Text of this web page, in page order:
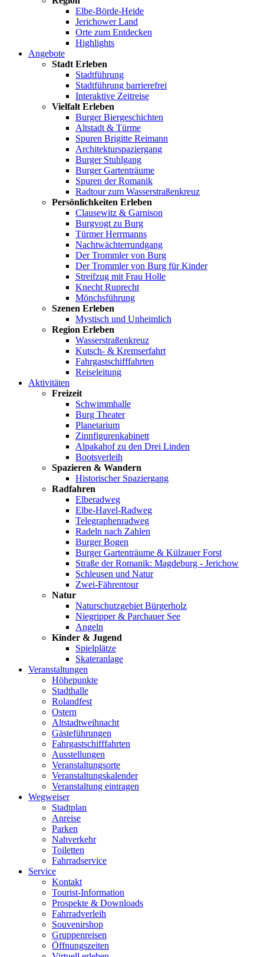
Elbe-Börde-Heide
Jerichower Land
Orte zum Entdecken
Highlights
Angebote
Stadt Erleben
Stadtführung
Stadtführung barrierefrei
Interaktive Zeitreise
Vielfalt Erleben
Burger Biergeschichten
Altstadt & Türme
Spuren Brigitte Reimann
Architekturspaziergang
Burger Stuhlgang
Burger Gartenträume
Spuren der Romanik
Radtour zum Wasserstraßenkreuz
Persönlichkeiten Erleben
Clausewitz & Garnison
Burgvogt zu Burg
Türmer Herrmanns
Nachtwächterrundgang
Der Trommler von Burg
Der Trommler von Burg für Kinder
Streifzug mit Frau Holle
Knecht Ruprecht
Mönchsführung
Szenen Erleben
Mystisch und Unheimlich
Region Erleben
Wasserstraßenkreuz
Kutsch- & Kremserfahrt
Fahrgastschifffahrten
Reiseleitung
Aktivitäten
Freizeit
Schwimmhalle
Burg Theater
Planetarium
Zinnfigurenkabinett
Alpakahof zu den Drei Linden
Bootsverleih
Spazieren & Wandern
Historischer Spaziergang
Radfahren
Elberadweg
Elbe-Havel-Radweg
Telegraphenradweg
Radeln nach Zahlen
Burger Bogen
Burger Gartenträume & Külzauer Forst
Straße der Romanik: Magdeburg - Jerichow
Schleusen und Natur
Zwei-Fährentour
Natur
Naturschutzgebiet Bürgerholz
Niegripper & Parchauer See
Angeln
Kinder & Jugend
Spielplätze
Skateranlage
Veranstaltungen
Höhepunkte
Stadthalle
Rolandfest
Ostern
Altstadtweihnacht
Gästeführungen
Fahrgastschifffahrten
Ausstellungen
Veranstaltungsorte
Veranstaltungskalender
Veranstaltung eintragen
Wegweiser
Stadtplan
Anreise
Parken
Nahverkehr
Toiletten
Fahrradservice
Service
Kontakt
Tourist-Information
Prospekte & Downloads
Fahrradverleih
Souvenirshop
Gruppenreisen
Öffnungszeiten